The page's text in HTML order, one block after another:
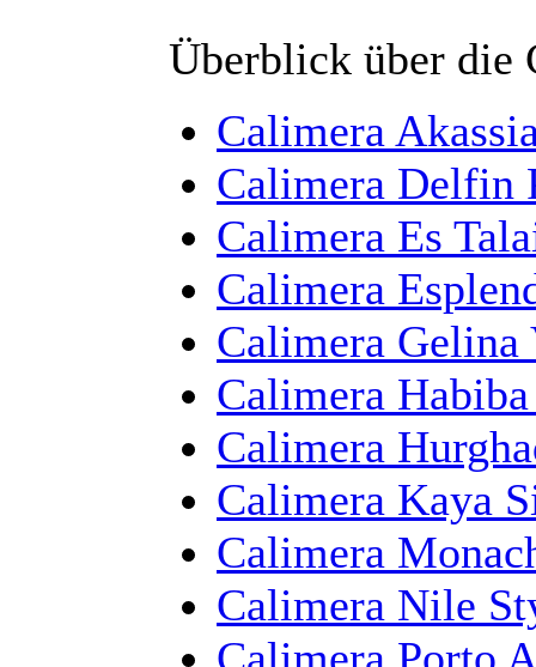
Überblick über die
Calimera
Calimera Delfin
Calimera Es
Calimera
Calimera Gelina
Calimera
Calimera
Calimera Kaya
Calimera
Calimera Nile